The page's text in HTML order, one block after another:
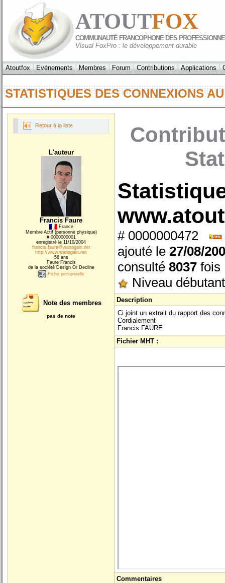
ATOUTFOX
COMMUNAUTÉ FRANCOPHONE DES
Visual FoxPro : le développement durable
Atoutfox Evénements Membres Forum Contributions Applications
STATISTIQUES DES CONNEXIONS
Retour à la liste
L'auteur
Francis Faure
France
Membre Actif (personne physique)
# 0000000001
enregistré le 11/10/2004
francis.faure@wanagain.net
http://www.wanagain.net
58 ans
Faure Francis
de la société Design Or Decline
Fiche personnelle
Note des membres
pas de note
# 0000000472
ajouté le 27/08/
consulté 8037 fois
Niveau débutant
Description
Ci joint un extrait du rapport des
Cordialement
Francis FAURE
Fichier MHT :
Commentaires